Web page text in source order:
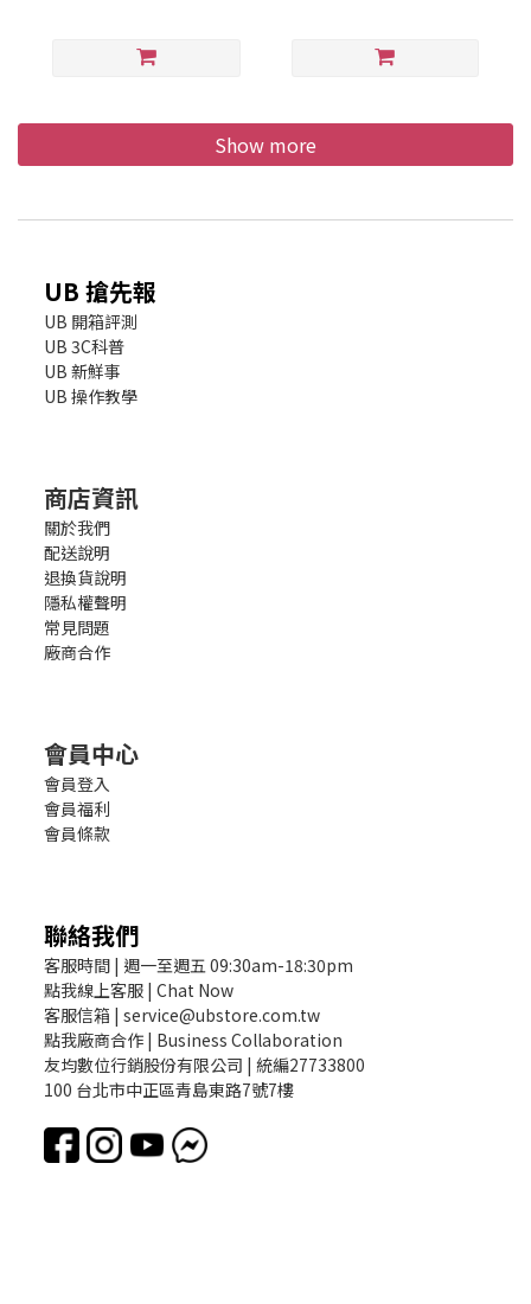
Show more
UB 搶先報
UB 開箱評測
UB 3C科普
UB 新鮮事
UB 操作教學
商店資訊
關於我們
配送說明
退換貨說明
隱私權聲明
常見問題
廠商合作
會員中心
會員登入
會員福利
會員條款
聯絡我們
客服時間 | 週一至週五 09:30am-18:30pm
點我線上客服 | Chat Now
客服信箱 | service@ubstore.com.tw
點我廠商合作 | Business Collaboration
友均數位行銷股份有限公司 | 統編27733800
100 台北市中正區青島東路7號7樓